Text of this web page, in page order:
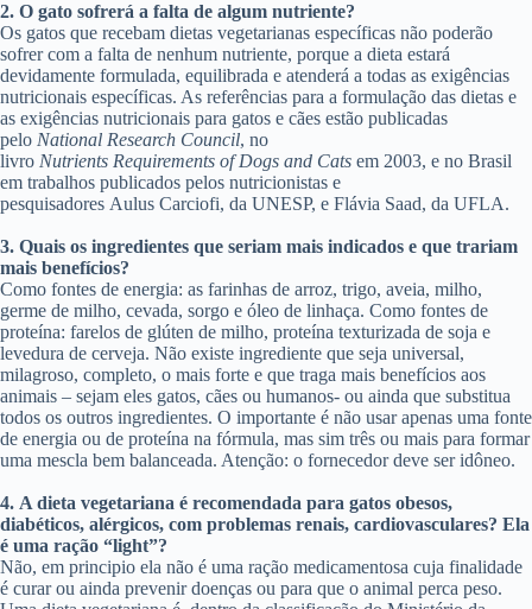
2. O gato sofrerá a falta de algum nutriente?
Os gatos que recebam dietas vegetarianas específicas não poderão
sofrer com a falta de nenhum nutriente, porque a dieta estará
devidamente formulada, equilibrada e atenderá a todas as exigências
nutricionais específicas. As referências para a formulação das dietas e
as exigências nutricionais para gatos e cães estão publicadas
pelo National Research Council, no
livro Nutrients Requirements of Dogs and Cats em 2003, e no Brasil
em trabalhos publicados pelos nutricionistas e
pesquisadores Aulus Carciofi, da UNESP, e Flávia Saad, da UFLA.
3. Quais os ingredientes que seriam mais indicados e que trariam
mais benefícios?
Como fontes de energia: as farinhas de arroz, trigo, aveia, milho,
germe de milho, cevada, sorgo e óleo de linhaça. Como fontes de
proteína: farelos de glúten de milho, proteína texturizada de soja e
levedura de cerveja. Não existe ingrediente que seja universal,
milagroso, completo, o mais forte e que traga mais benefícios aos
animais – sejam eles gatos, cães ou humanos- ou ainda que substitua
todos os outros ingredientes. O importante é não usar apenas uma fonte
de energia ou de proteína na fórmula, mas sim três ou mais para formar
uma mescla bem balanceada. Atenção: o fornecedor deve ser idôneo.
4. A dieta vegetariana é recomendada para gatos obesos,
diabéticos, alérgicos, com problemas renais, cardiovasculares? Ela
é uma ração “light”?
Não, em principio ela não é uma ração medicamentosa cuja finalidade
é curar ou ainda prevenir doenças ou para que o animal perca peso.